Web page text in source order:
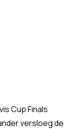
Cup Finals
versloeg de